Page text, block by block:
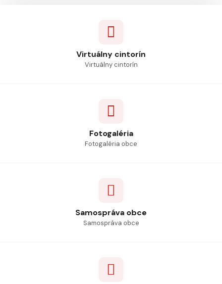
Virtuálny cintorín
Virtuálny cintorín
Fotogaléria
Fotogaléria obce
Samospráva obce
Samospráva obce